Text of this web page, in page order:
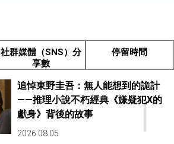
社群媒體（SNS）分
享數
停留時間
1
追悼東野圭吾：無人能想到的詭計
——推理小說不朽經典《嫌疑犯X的
獻身》背後的故事
2026.08.05